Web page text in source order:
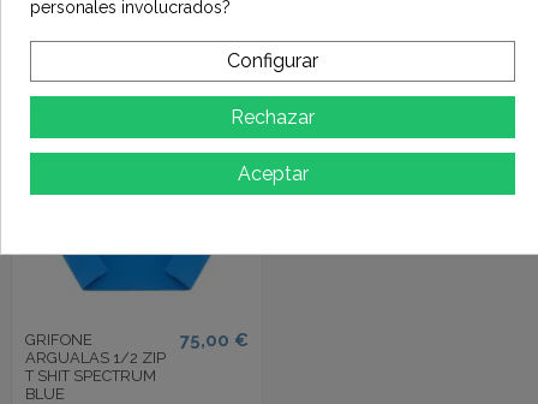
GRIFONE
ARGUALAS 1/2 ZIP
T SHIT SPECTRUM
BLUE
75,00 €
personales involucrados?
Configurar
Rechazar
Aceptar